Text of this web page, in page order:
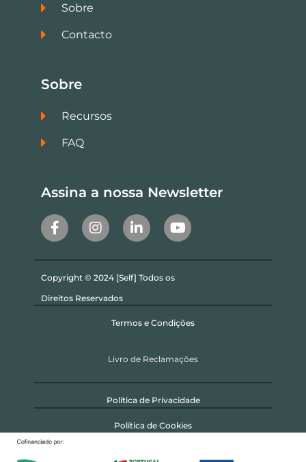
Sobre
Contacto
Sobre
Recursos
FAQ
Assina a nossa Newsletter
Copyright © 2024 [Self] Todos os
Direitos Reservados
Termos e Condições
Livro de Reclamações
Política de Privacidade
Política de Cookies